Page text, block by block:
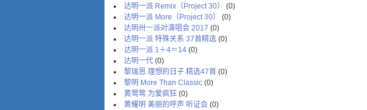
达明一派 Remix（Project 30）
(0)
达明一派 More（Project 30）
(0)
达明卅一派对演唱会 2017 (0)
达明一派 特殊关系 37首精选 (0)
达明一派 1＋4＝14 (0)
达明一代 (0)
黎瑞恩 理想的日子 精选47首 (0)
黎明 More Than Classic (0)
黄莺莺 为爱疯狂 (0)
黄耀明 美丽的呼声 听证会 (0)